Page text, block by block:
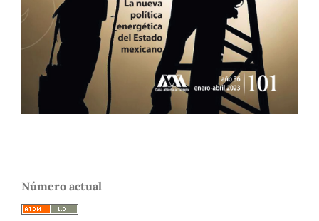
Número actual